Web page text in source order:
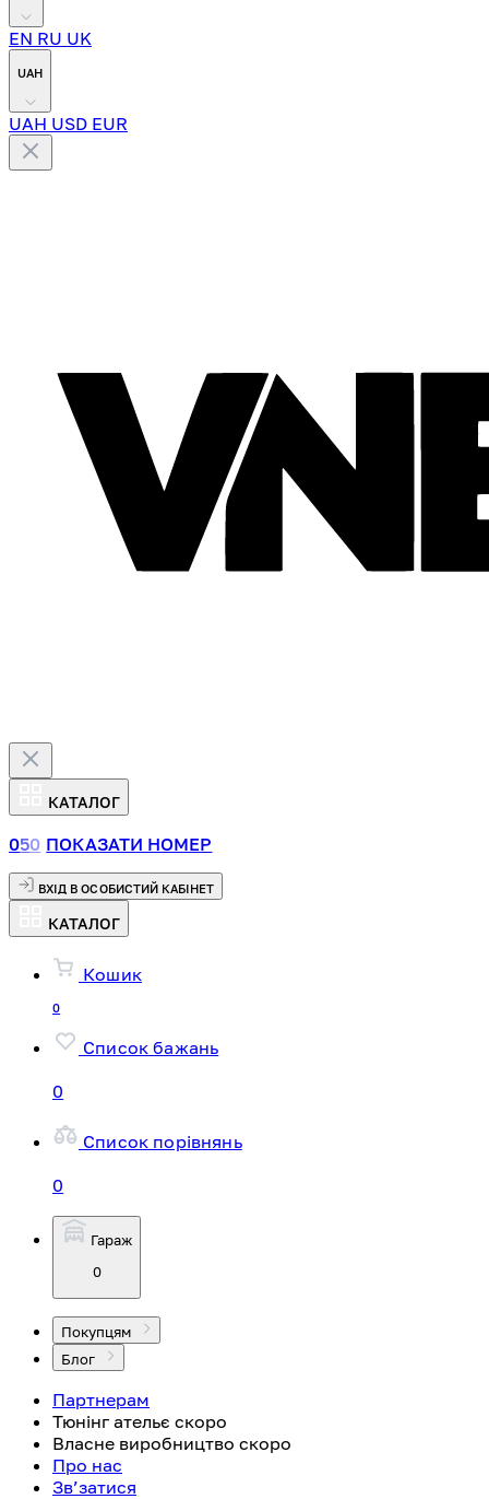
EN RU UK
UAH
UAH USD EUR
КАТАЛОГ
050 ПОКАЗАТИ НОМЕР
ВХІД В ОСОБИСТИЙ КАБІНЕТ
КАТАЛОГ
Кошик
0
Список бажань
0
Список порівнянь
0
Гараж
0
Покупцям
Блог
Партнерам
Тюнінг ательє скоро
Власне виробництво скоро
Про нас
Зв’затися